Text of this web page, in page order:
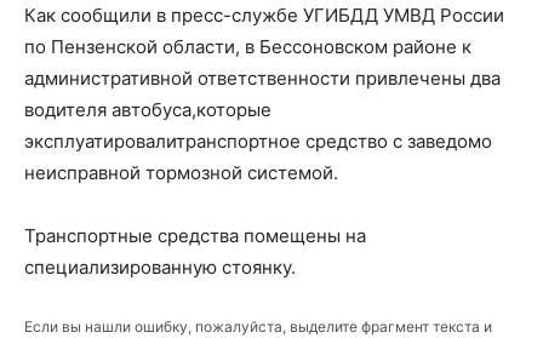
Как сообщили в пресс-службе УГИБДД УМВД России
по Пензенской области, в Бессоновском районе к
административной ответственности привлечены два
водителя автобуса,которые
эксплуатировалитранспортное средство с заведомо
неисправной тормозной системой.
Транспортные средства помещены на
специализированную стоянку.
Если вы нашли ошибку, пожалуйста, выделите фрагмент текста и